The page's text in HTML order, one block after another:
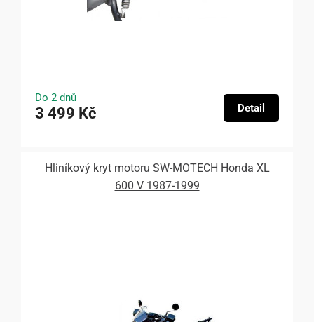
Do 2 dnů
3 499 Kč Detail
Hliníkový kryt motoru SW-MOTECH Honda XL
600 V 1987-1999